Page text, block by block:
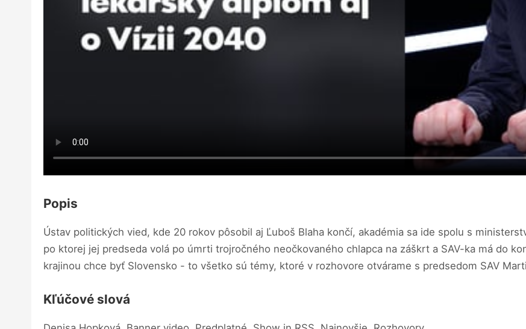
Popis
Ústav politických vied, kde 20 rokov pôsobil aj Ľuboš Blaha končí, akadémia sa ide spolu s
po ktorej jej predseda volá po úmrti trojročného neočkovaného chlapca na záškrt a SAV-ka má do
krajinou chce byť Slovensko - to všetko sú témy, ktoré v rozhovore otvárame s predsedom SAV
Kľúčové slová